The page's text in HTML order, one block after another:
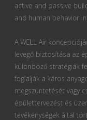
active and passive
and human behavior
A WELL Air
levegő biztosítása az
különböző stratégiák
foglalják a káros
megszüntetését vagy
épülettervezést és
tevékenységek által